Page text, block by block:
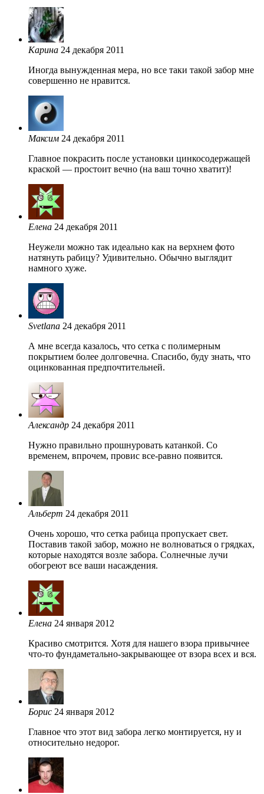
Карина 24 декабря 2011
Иногда вынужденная мера, но все таки такой забор мне
совершенно не нравится.
Максим 24 декабря 2011
Главное покрасить после установки цинкосодержащей
краской — простоит вечно (на ваш точно хватит)!
Елена 24 декабря 2011
Неужели можно так идеально как на верхнем фото
натянуть рабицу? Удивительно. Обычно выглядит
намного хуже.
Svetlana 24 декабря 2011
А мне всегда казалось, что сетка с полимерным
покрытием более долговечна. Спасибо, буду знать, что
оцинкованная предпочтительней.
Александр 24 декабря 2011
Нужно правильно прошнуровать катанкой. Со
временем, впрочем, провис все-равно появится.
Альберт 24 декабря 2011
Очень хорошо, что сетка рабица пропускает свет.
Поставив такой забор, можно не волноваться о грядках,
которые находятся возле забора. Солнечные лучи
обогреют все ваши насаждения.
Елена 24 января 2012
Красиво смотрится. Хотя для нашего взора привычнее
что-то фундаметально-закрывающее от взора всех и вся.
Борис 24 января 2012
Главное что этот вид забора легко монтируется, ну и
относительно недорог.